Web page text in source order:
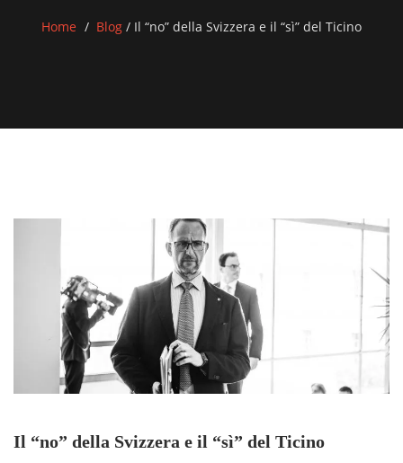
Home Blog / Il “no” della Svizzera e il “sì” del Ticino
Il “no” della Svizzera e il “sì” del Ticino